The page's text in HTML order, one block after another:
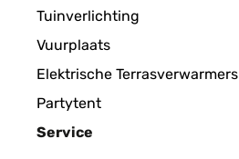
Tuinverlichting
Vuurplaats
Elektrische Terrasverwarmers
Partytent
Service